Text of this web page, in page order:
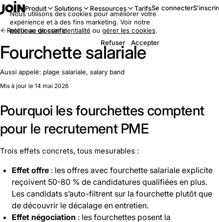
Produit Solutions Ressources TarifsSe connecter
Retour au glossaire
Fourchette salariale
Aussi appelé: plage salariale, salary band
Mis à jour le 14 mai 2026
Pourquoi les fourchettes comptent
pour le recrutement PME
Trois effets concrets, tous mesurables :
Effet offre : les offres avec fourchette salariale explicite
reçoivent 50-80 % de candidatures qualifiées en plus.
Les candidats s’auto-filtrent sur la fourchette plutôt que
de découvrir le décalage en entretien.
Effet négociation : les fourchettes posent la
Nous utilisons des cookies pour améliorer votre
expérience et à des fins marketing. Voir notre
politique de confidentialité ou gérer les cookies.
Refuser
Accepter